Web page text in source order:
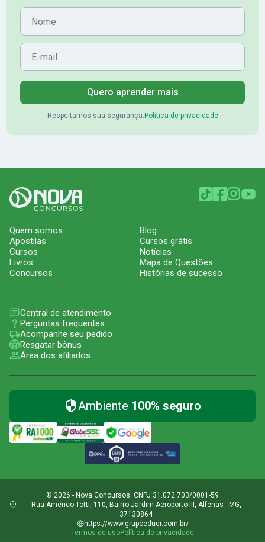
Nome
E-mail
Quero aprender mais
Respeitamos sua segurança. Política de privacidade
Quem somos
Apostilas
Cursos
Livros
Concursos
Blog
Cursos grátis
Notícias
Mapa de Questões
Histórias de sucesso
Central de atendimento
Perguntas frequentes
Acompanhe seu pedido
Resgatar bônus
Área dos afiliados
Ambiente 100% seguro
© 2026 - Nova Concursos. CNPJ 31.072.703/0001-59
Rua Américo Totti, 110, Bairro Jardim Aeroporto III, Alfenas - MG,
37130864
https://www.grupoeduqi.com.br/
Termos de usoPolítica de privacidade